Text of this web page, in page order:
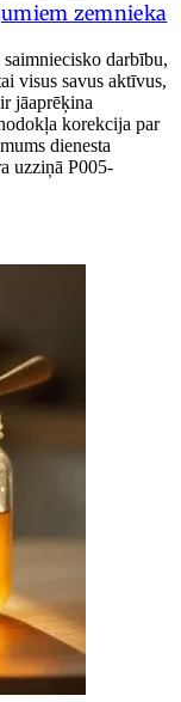
zemnieka
darbību,
visus savus aktīvus,
jāaprēķina
korekcija par
dienesta
uzziņā P005-